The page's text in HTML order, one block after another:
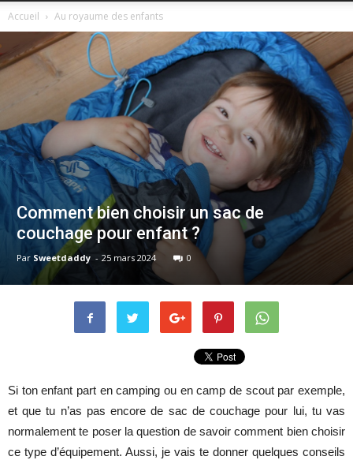
Accueil Au royaume des enfants
Comment bien choisir un sac de
couchage pour enfant ?
Par Sweetdaddy - 25 mars 2024 0
Si ton enfant part en camping ou en camp de scout par exemple,
et que tu n’as pas encore de sac de couchage pour lui, tu vas
normalement te poser la question de savoir comment bien choisir
ce type d’équipement. Aussi, je vais te donner quelques conseils